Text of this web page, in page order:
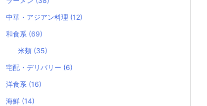
中華・アジアン料理 (12)
和食系 (69)
米類 (35)
宅配・デリバリー (6)
洋食系 (16)
海鮮 (14)